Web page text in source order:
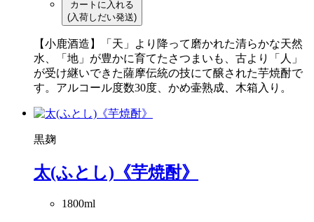
カートに入れる
(入荷しだい発送)
【小鹿酒造】「天」より降って磨かれた清らかな天然
水、「地」が豊かに育てたさつまいも、古より「人」
が受け継いできた薩摩伝統の技にて醸された芋焼酎で
す。アルコール度数30度、かめ壷熟成、木箱入り。
黒麹
太(ふとし)《芋焼酎》
1800ml